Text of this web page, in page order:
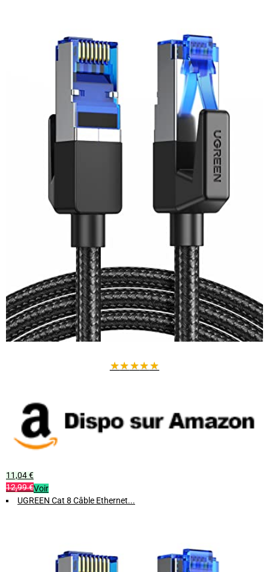
Longueur pratique :15 mètres pour connecter facilement vos
équipements même éloignés.
Garantie fabricant 36 mois :
Sécurité et sérénité d'achat assurées.
Design robuste :Couleur argent-noir élégante et durable.
Spécifications techniques :
Longueur : 15 mètres
Vitesse maximale : 10 Gbps
Poids : 200 grammes environ
Faites le choix de la performance et de la fiabilitépour votre réseau
domestique ou professionnel avec ce câble Ethernet KabelDirekt.
★★★★★
11,04 €
12,99 €Voir
UGREEN Cat 8 Câble Ethernet...